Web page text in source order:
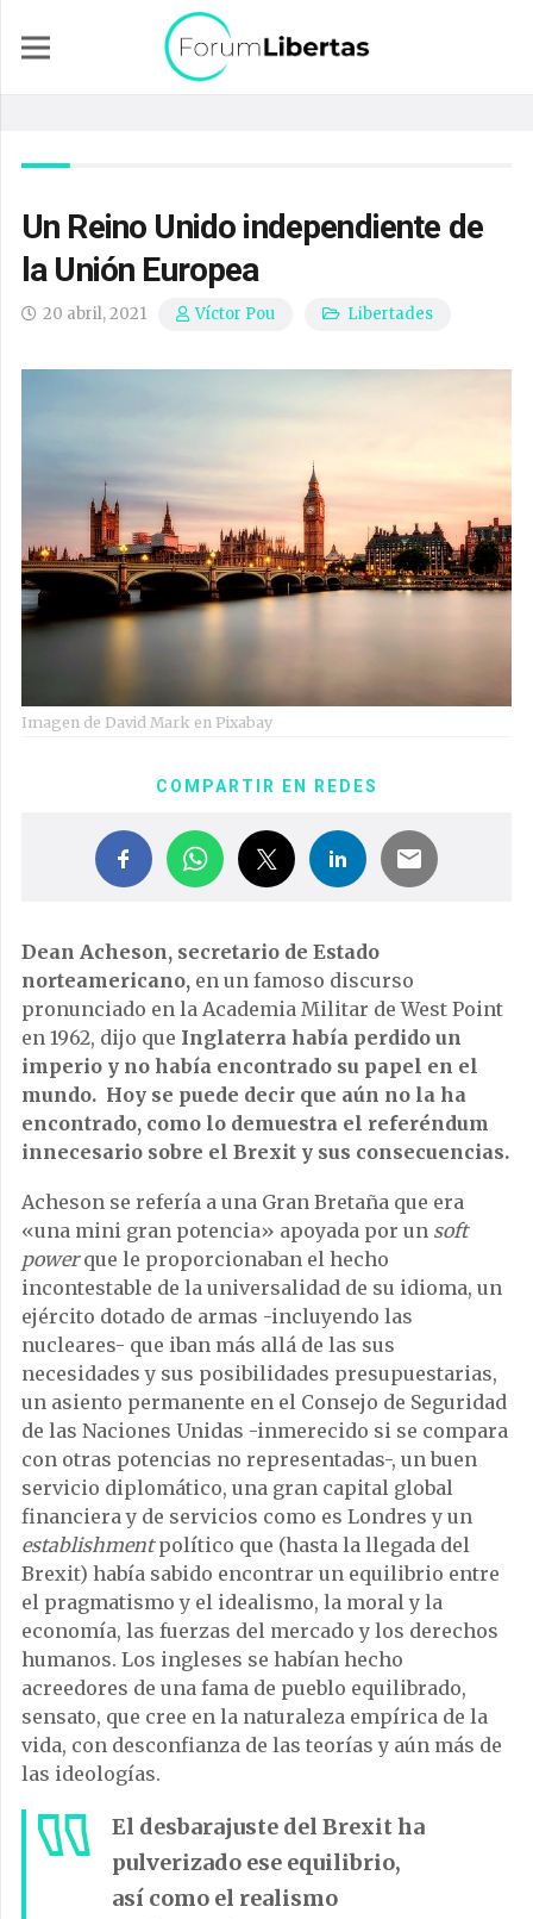
Un Reino Unido independiente de
la Unión Europea
20 abril, 2021 Víctor Pou Libertades
Imagen de David Mark en Pixabay
COMPARTIR EN REDES
Dean Acheson, secretario de Estado
norteamericano, en un famoso discurso
pronunciado en la Academia Militar de West Point
en 1962, dijo que Inglaterra había perdido un
imperio y no había encontrado su papel en el
mundo. Hoy se puede decir que aún no la ha
encontrado, como lo demuestra el referéndum
innecesario sobre el Brexit y sus consecuencias.
Acheson se refería a una Gran Bretaña que era
«una mini gran potencia» apoyada por un soft
powerque le proporcionaban el hecho
incontestable de la universalidad de su idioma, un
ejército dotado de armas -incluyendo las
nucleares- que iban más allá de las sus
necesidades y sus posibilidades presupuestarias,
un asiento permanente en el Consejo de Seguridad
de las Naciones Unidas -inmerecido si se compara
con otras potencias no representadas-, un buen
servicio diplomático, una gran capital global
financiera y de servicios como es Londres y un
establishmentpolítico que (hasta la llegada del
Brexit) había sabido encontrar un equilibrio entre
el pragmatismo y el idealismo, la moral y la
economía, las fuerzas del mercado y los derechos
humanos. Los ingleses se habían hecho
acreedores de una fama de pueblo equilibrado,
sensato, que cree en la naturaleza empírica de la
vida, con desconfianza de las teorías y aún más de
las ideologías.
El desbarajuste del Brexit ha
pulverizado ese equilibrio,
así como el realismo